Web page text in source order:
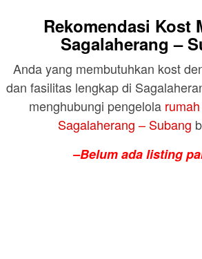
Rekomendasi Kost
Sagalaherang –
Anda yang membutuhkan kost
dan fasilitas lengkap di
menghubungi pengelola
Sagalaherang – Subang
–Belum ada listing